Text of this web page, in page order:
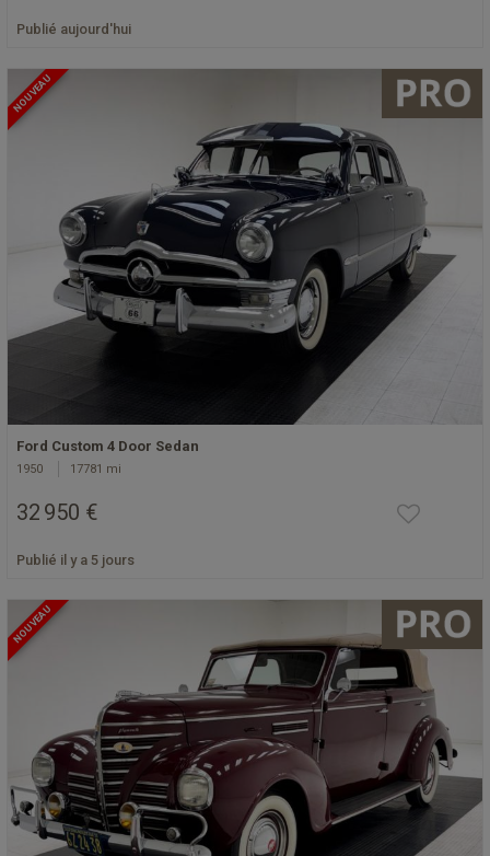
Publié aujourd'hui
NOUVEAU
Ford Custom 4 Door Sedan
1950 17781 mi
32 950 €
Publié il y a 5 jours
NOUVEAU